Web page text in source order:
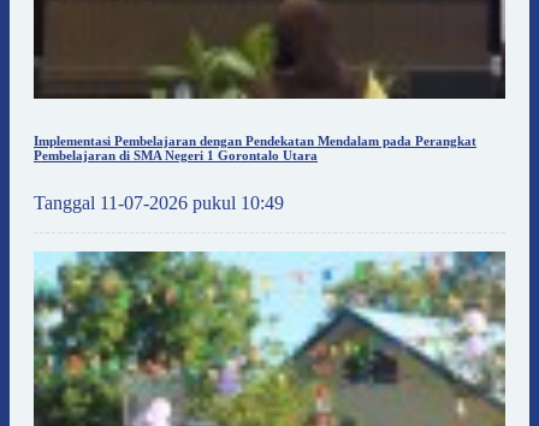
Implementasi Pembelajaran dengan Pendekatan Mendalam pada Perangkat
Pembelajaran di SMA Negeri 1 Gorontalo Utara
Tanggal 11-07-2026 pukul 10:49